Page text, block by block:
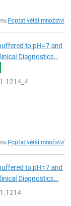
Poptat větší množství
to pH=7 and
Diagnostics…
Poptat větší množství
to pH=7 and
Diagnostics…